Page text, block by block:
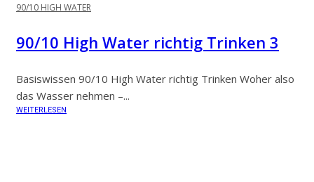
90/10 HIGH WATER
90/10 High Water richtig Trinken 3
Basiswissen 90/10 High Water richtig Trinken Woher also
das Wasser nehmen –...
WEITERLESEN